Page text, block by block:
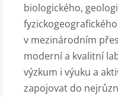
biologického,
v mezinárodním
moderní a kvalitní
výzkum i výuku a
zapojovat do